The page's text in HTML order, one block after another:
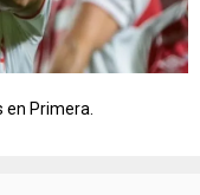
Primera.